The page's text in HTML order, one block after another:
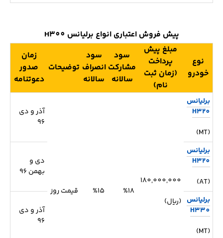
پیش فروش اعتباری انواع برلیانس H300
نوع
خودرو
مبلغ پیش
پرداخت
(زمان ثبت
نام)
سود
مشارکت
سالانه
سود
انصراف
سالانه
توضیحات
زمان
صدور
دعوتنامه
برلیانس
H320
(MT)
180,000,000
(ریال)
%18
%15 قیمت روز
آذر و دی
96
برلیانس
H320
(AT)
دی و
بهمن 96
برلیانس
H330
(MT)
آذر و دی
96